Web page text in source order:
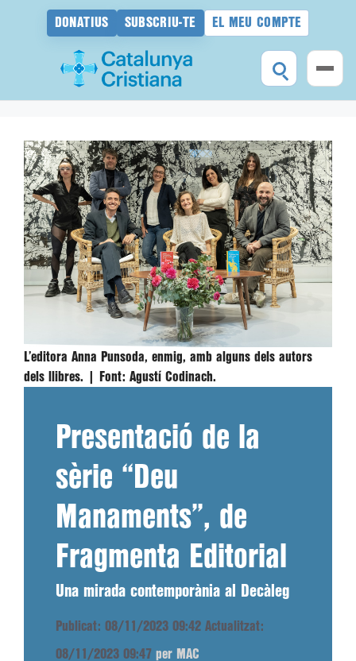
DONATIUS SUBSCRIU-TE EL MEU COMPTE
contingut
L’editora Anna Punsoda, enmig, amb alguns dels autors
dels llibres. |
Font: Agustí Codinach.
Presentació de la
sèrie “Deu
Manaments”, de
Fragmenta Editorial
Una mirada contemporània al Decàleg
Publicat: 08/11/2023 09:42 Actualitzat:
08/11/2023 09:47 per MAC